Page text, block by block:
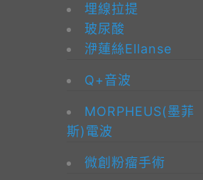
埋線拉提
玻尿酸
洢蓮絲Ellanse
Q+音波
MORPHEUS(墨菲
斯)電波
微創粉瘤手術